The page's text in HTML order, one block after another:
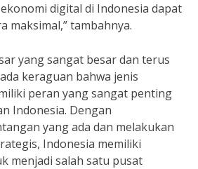
digital di Indonesia dapat
maksimal,” tambahnya.
yang sangat besar dan terus
keraguan bahwa jenis
peran yang sangat penting
Indonesia. Dengan
yang ada dan melakukan
Indonesia memiliki
menjadi salah satu pusat